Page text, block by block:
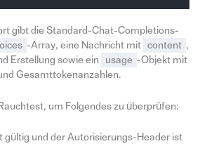
gibt die Standard-Chat-Completions-
-Array, eine Nachricht mit content ,
Erstellung sowie ein
usage -Objekt mit
Gesamttokenanzahlen.
um Folgendes zu überprüfen:
gültig und der Autorisierungs-Header ist